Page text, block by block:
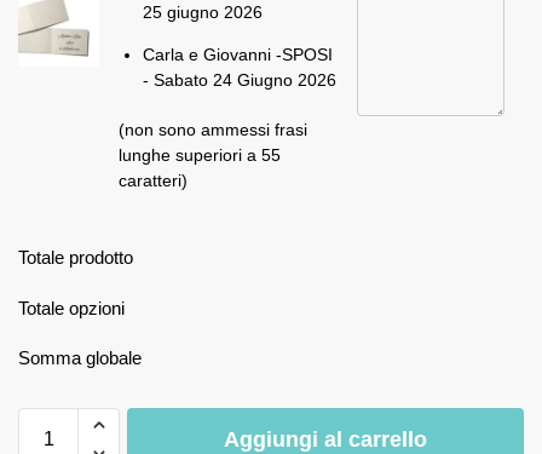
25 giugno 2026
Carla e Giovanni -SPOSI
- Sabato 24 Giugno 2026
(non sono ammessi frasi
lunghe superiori a 55
caratteri)
Totale prodotto
Totale opzioni
Somma globale
Aggiungi al carrello